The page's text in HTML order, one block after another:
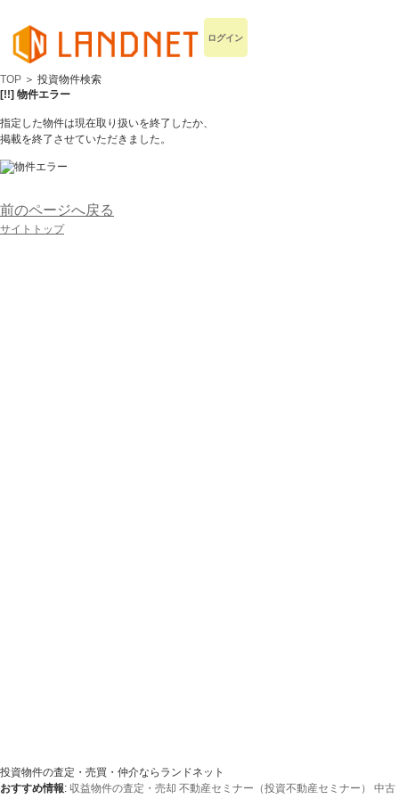
ログイン
TOP ＞ 投資物件検索
[!!] 物件エラー
指定した物件は現在取り扱いを終了したか、
掲載を終了させていただきました。
前のページへ戻る
サイトトップ
投資物件の査定・売買・仲介ならランドネット
おすすめ情報: 収益物件の査定・売却 不動産セミナー（投資不動産セミナー）
中古